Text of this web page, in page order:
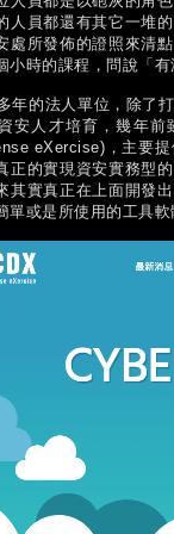
人員都還有其它一堆
處所發佈的證照來清
小時的課程，問說「
年的法人單位，除了
安人才培育，幾年
eXercise)，主要
正的實現資安實務型
其實真正在上面開發
單或是所使用的工具